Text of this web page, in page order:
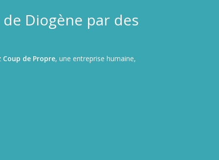
Diogène par des
Coup de Propre, une entreprise humaine,